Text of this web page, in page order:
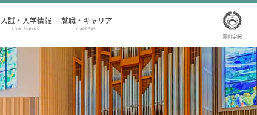
入試・入学情報
ADMISSIONS
就職・キャリア
CAREERS
青山学院